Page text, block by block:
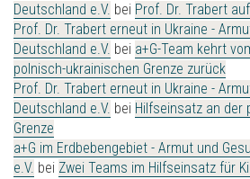
Deutschland e.V. bei Prof. Dr. Trabert
Prof. Dr. Trabert erneut in Ukraine -
Deutschland e.V. bei a+G-Team kehrt
polnisch-ukrainischen Grenze zurück
Prof. Dr. Trabert erneut in Ukraine -
Deutschland e.V. bei Hilfseinsatz an der
Grenze
a+G im Erdbebengebiet - Armut und
e.V. bei Zwei Teams im Hilfseinsatz für